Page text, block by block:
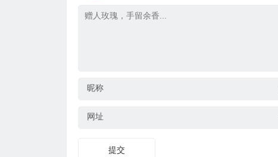
昵称
网址